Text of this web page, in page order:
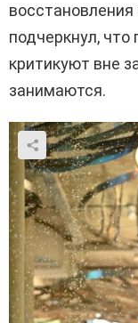
подчеркнул,
критикуют вне
занимаются.